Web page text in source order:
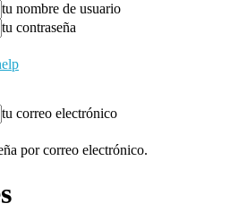
tu nombre de usuario
tu contraseña
tu correo electrónico
por correo electrónico.